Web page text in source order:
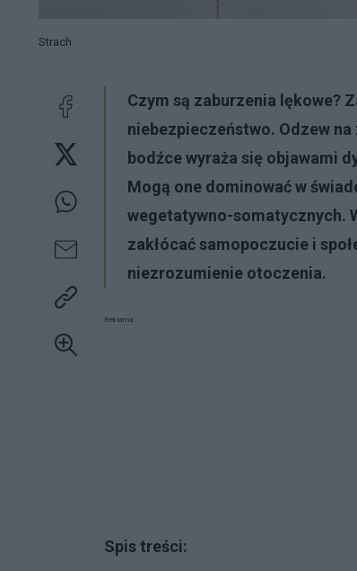
Strach
Czym są zaburzenia lękowe?
niebezpieczeństwo. Odzew
bodźce wyraża się objawami
Mogą one dominować w
wegetatywno-somatycznych.
zakłócać samopoczucie i
niezrozumienie otoczenia.
Reklama:
Spis treści: